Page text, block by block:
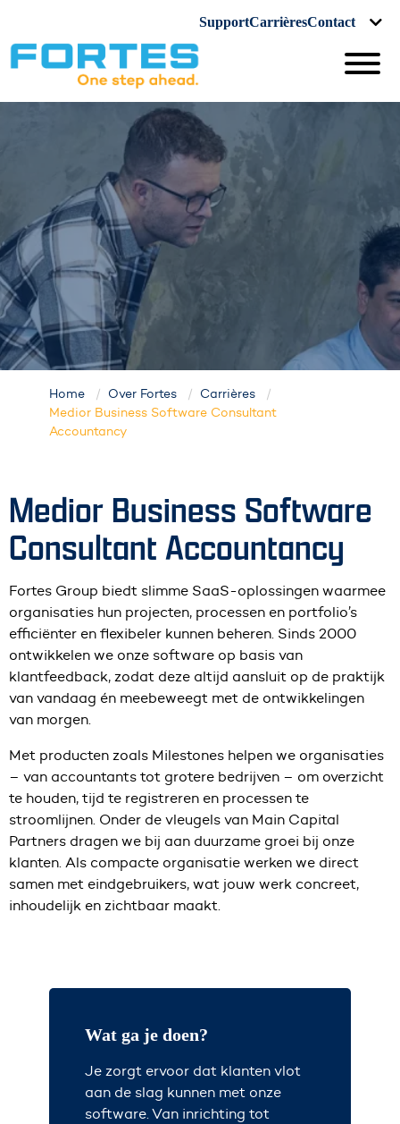
SupportCarrièresContact
Home Over Fortes
Carrières
Medior Business Software Consultant
Accountancy
Medior Business Software
Consultant Accountancy
Fortes Group biedt slimme SaaS-oplossingen waarmee
organisaties hun projecten, processen en portfolio’s
efficiënter en flexibeler kunnen beheren. Sinds 2000
ontwikkelen we onze software op basis van
klantfeedback, zodat deze altijd aansluit op de praktijk
van vandaag én meebeweegt met de ontwikkelingen
van morgen.
Met producten zoals Milestones helpen we organisaties
– van accountants tot grotere bedrijven – om overzicht
te houden, tijd te registreren en processen te
stroomlijnen. Onder de vleugels van Main Capital
Partners dragen we bij aan duurzame groei bij onze
klanten. Als compacte organisatie werken we direct
samen met eindgebruikers, wat jouw werk concreet,
inhoudelijk en zichtbaar maakt.
Wat ga je doen?
Je zorgt ervoor dat klanten vlot
aan de slag kunnen met onze
software. Van inrichting tot